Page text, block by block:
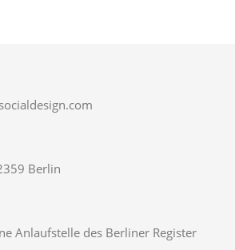
Berlin
Anlaufstelle des Berliner Register